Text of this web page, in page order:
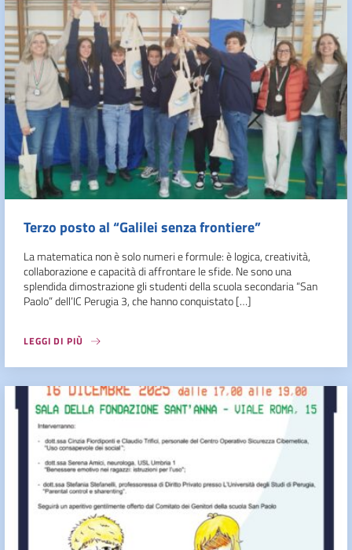
Terzo posto al “Galilei senza frontiere”
La matematica non è solo numeri e formule: è logica, creatività,
collaborazione e capacità di affrontare le sfide. Ne sono una
splendida dimostrazione gli studenti della scuola secondaria “San
Paolo” dell’IC Perugia 3, che hanno conquistato […]
LEGGI DI PIÙ